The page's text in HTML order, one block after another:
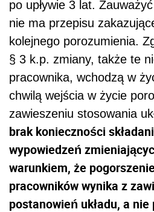
po upływie 3 lat.
nie ma przepisu
kolejnego porozumienia.
§ 3 k.p. zmiany, także te
pracownika, wchodzą w
chwilą wejścia w życie
zawieszeniu stosowania
brak konieczności
wypowiedzeń
warunkiem, że
pracowników wynika z
postanowień układu, a